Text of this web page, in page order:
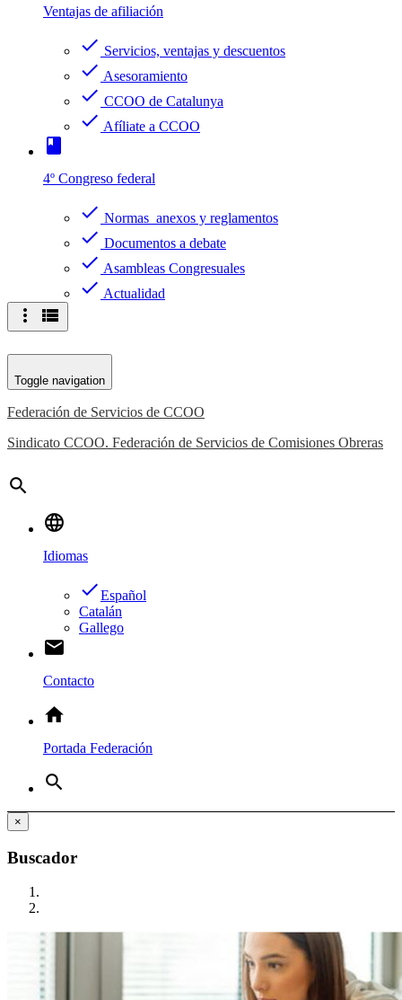
Ventajas de afiliación
check Servicios, ventajas y descuentos
check Asesoramiento
check CCOO de Catalunya
check Afíliate a CCOO
book
4º Congreso federal
check Normas anexos y reglamentos
check Documentos a debate
check Asambleas Congresuales
check Actualidad
more_vert view_list
Toggle navigation
Federación de Servicios de CCOO
Sindicato CCOO. Federación de Servicios de Comisiones Obreras
search
language
Idiomas
doneEspañol
Catalán
Gallego
email
Contacto
home
Portada Federación
search
×
Buscador